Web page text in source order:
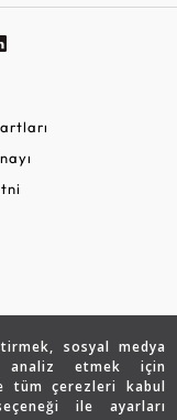
sosyal medya
analiz etmek için
tüm çerezleri kabul
ile ayarları
Diamond